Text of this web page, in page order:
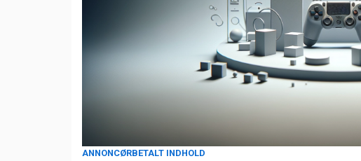
ANNONCØRBETALT INDHOLD